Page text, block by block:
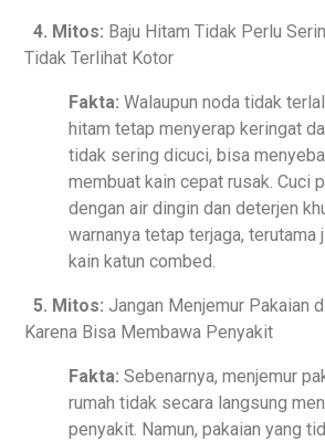
4. Mitos: Baju Hitam Tidak Perlu
Tidak Terlihat Kotor
Fakta: Walaupun noda tidak
hitam tetap menyerap keringat
tidak sering dicuci, bisa
membuat kain cepat rusak. Cuci
dengan air dingin dan deterjen
warnanya tetap terjaga, terutama
kain katun combed.
5. Mitos: Jangan Menjemur Pakaian
Karena Bisa Membawa Penyakit
Fakta: Sebenarnya, menjemur
rumah tidak secara langsung
penyakit. Namun, pakaian yang